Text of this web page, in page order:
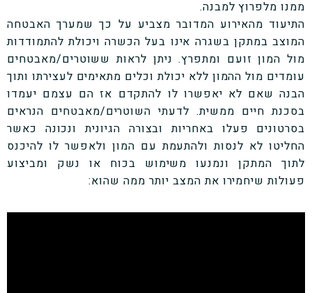
ממנו מלפרוץ למבנה.
התיעוד מהאירוע המדובר מצביע על כך שמערך האבטחה
המוצב במתקן בשגרה אינו בעל הכשרה ויכולת להתמודדות
מול המון זועם ומתפרץ. ניתן לראות ששוטרים/מאבטחים
עומדים מול ההמון ללא יכולת וכלים מתאימים לעצירתו ותוך
הבנה שאם לא יאפשרו לו להתקדם אז הם עצמם יעמדו
בסכנת חיים ממשית. לדעתי השוטרים/מאבטחים הנראים
בסרטונים פעלו באחריות ובצורה הגיונית ונכונה כאשר
החליטו לא לנסות ולהתעמת עם המון ולאפשר לו להיכנס
לתוך המתקן ונמנעו משימוש בכוח או נשק ומביצוע
פעולות שיחמירו את המצב יותר ממה שהוא: